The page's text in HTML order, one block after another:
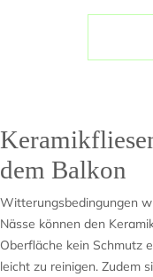
dem Balkon
Witterungsbedingungen
Nässe können den
Oberfläche kein Schmutz
leicht zu reinigen. Zudem